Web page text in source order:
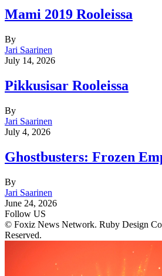
Mami 2019 Rooleissa
By
Jari Saarinen
July 14, 2026
Pikkusisar Rooleissa
By
Jari Saarinen
July 4, 2026
Ghostbusters: Frozen
By
Jari Saarinen
June 24, 2026
Follow US
© Foxiz News Network. Ruby Design
Reserved.